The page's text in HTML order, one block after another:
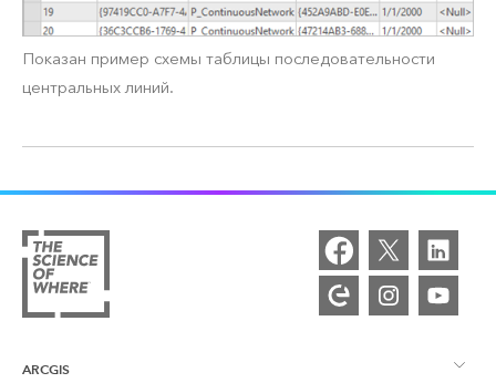
Показан пример схемы таблицы последовательности
центральных линий.
ARCGIS